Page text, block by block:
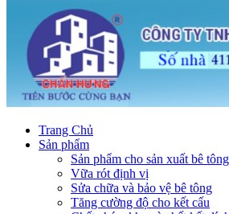
Trang Chủ
Sản phẩm
Sản phẩm cho sản xuất bê tông
Vữa rót định vị
Sửa chữa và bảo vệ bê tông
Tăng cường độ cho kết cấu